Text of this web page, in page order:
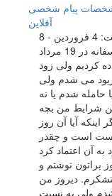
پیام شخصی
آفلاين
ترتیب پریودهای من از اول سال بدین شرح است: 4 فروردین - 8
اردیبهشت - 3 خرداد - 1 تیر - 29 تیر. ولی متاسفانه در 19 مرداد
کردیم ولی زود
من باید 26 مرداد پریود می شدم ولی
آیا حامله شدم یا نه
شرایط من بچه
آیا آن روز
است و چقدر
براتون نوشتم و
دیروز من
ولی به نسبت